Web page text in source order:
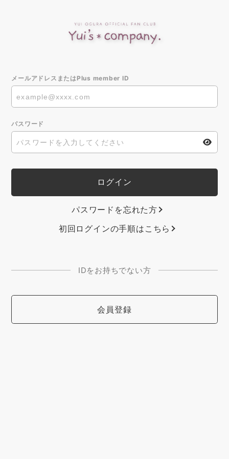
メールアドレスまたはPlus member ID
パスワード
パスワードを忘れた方
初回ログインの手順はこちら
IDをお持ちでない方
会員登録